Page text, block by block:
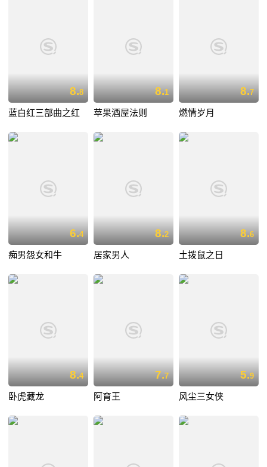
8.8
蓝白红三部曲之红
8.1
苹果酒屋法则
8.7
燃情岁月
6.4
痴男怨女和牛
8.2
居家男人
8.6
土拨鼠之日
8.4
卧虎藏龙
7.7
阿育王
5.9
风尘三女侠